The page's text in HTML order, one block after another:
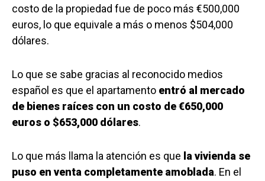
costo de la propiedad fue de poco más €500,000
euros, lo que equivale a más o menos $504,000
dólares.
Lo que se sabe gracias al reconocido medios
español es que el apartamento entró al mercado
de bienes raíces con un costo de €650,000
euros o $653,000 dólares.
Lo que más llama la atención es que la vivienda se
puso en venta completamente amoblada. En el